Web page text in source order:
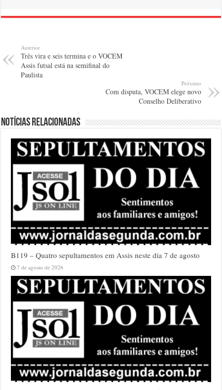
Anterior
Três vira e seis termina e o VOCEM
Assis futsal está na semifinal do
Paulista
Próximo
Com disputa, VOCEM elege novo
Conselho Deliberativo
Notícias relacionadas
B119 – Quatro sepultamentos em Assis neste dia 7 de agosto
7 de agosto de 2026